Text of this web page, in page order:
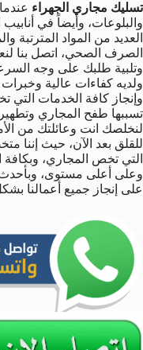
تسليك مجاري الجهراء
والبلوعات، وأيضاً في
العديد من المواد المترتبة
الصرف الصحي، اتصل بنا
وتلبية طلبك على وجه
ولديه كفاءات عالية وخبرات
وإنجاز كافة الخدمات التي
تسببها طفح المجاري
لنخلصك انت وعائلتك من
للقلق بعد الآن، حيث إننا
التي تخص المجاري،
وعلى أعلى مستوى، وبأحدث
على إنجاز جميع أعمالنا